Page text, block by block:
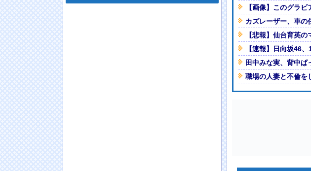
レコ。 NEW!
欧州「日本だけ反則だろ…」 世界の『日本びいき』にヨーロッパ全土から
【日向坂46】来月、坂道vsカワラボvsスタダvsハロプロの大激戦 NEW!
インド、ロシアの第5世代戦闘機「Su-57」の購入を見送りか！ NEW!
同じ研究室の巨乳を食った事教授にバレたらこうなるwwww
NEW!
NHKでも性加害！番組出演者Ｘ特定なら降板ドミノ 被害者があえて〝最
【画像】このグラ
カズレーザー、車の
【悲報】仙台育英
【速報】日向坂46
田中みな実、背中ぱ
職場の人妻と不倫を